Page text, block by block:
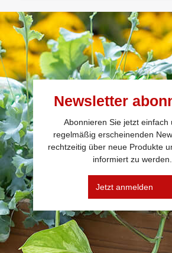
Newsletter
Abonnieren Sie jetzt einfach
regelmäßig erscheinenden
rechtzeitig über neue Produkte
informiert zu werden.
Jetzt anmelden